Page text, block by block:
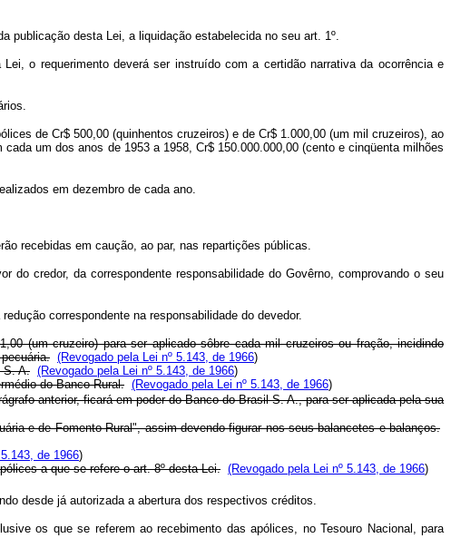
publicação desta Lei, a liquidação estabelecida no seu art. 1º.
o requerimento deverá ser instruído com a certidão narrativa da ocorrência e
de Cr$ 500,00 (quinhentos cruzeiros) e de Cr$ 1.000,00 (um mil cruzeiros), ao
um dos anos de 1953 a 1958, Cr$ 150.000.000,00 (cento e cinqüenta milhões
em dezembro de cada ano.
recebidas em caução, ao par, nas repartições públicas.
credor, da correspondente responsabilidade do Govêrno, comprovando o seu
correspondente na responsabilidade do devedor.
(um cruzeiro) para ser aplicado sôbre cada mil cruzeiros ou fração, incidindo
(Revogado pela Lei nº 5.143, de 1966)
S. A. (Revogado pela Lei nº 5.143, de 1966)
do Banco Rural. (Revogado pela Lei nº 5.143, de 1966)
anterior, ficará em poder do Banco do Brasil S. A., para ser aplicada pela sua
e de Fomento Rural", assim devendo figurar nos seus balancetes e balanços.
de 1966)
a que se refere o art. 8º desta Lei. (Revogado pela Lei nº 5.143, de 1966)
desde já autorizada a abertura dos respectivos créditos.
os que se referem ao recebimento das apólices, no Tesouro Nacional, para